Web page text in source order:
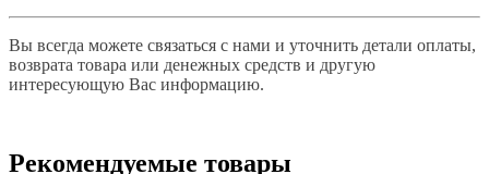
Вы всегда можете связаться с нами и уточнить детали оплаты,
возврата товара или денежных средств и другую
интересующую Вас информацию.
Рекомендуемые товары